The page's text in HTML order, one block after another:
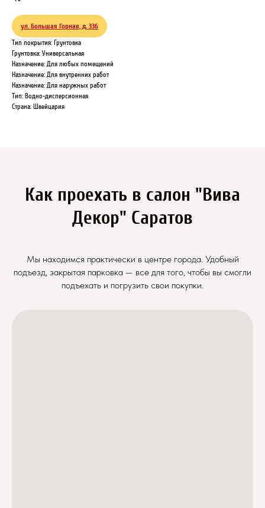
ул. Большая Горная, д. 336
Тип покрытия: Грунтовка
Грунтовка: Универсальная
Назначение: Для любых помещений
Назначение: Для внутренних работ
Назначение: Для наружных работ
Тип: Водно-дисперсионная
Страна: Швейцария
Как проехать в салон "Вива
Декор" Саратов
Мы находимся практически в центре города. Удобный
подъезд, закрытая парковка — все для того, чтобы вы смогли
подъехать и погрузить свои покупки.